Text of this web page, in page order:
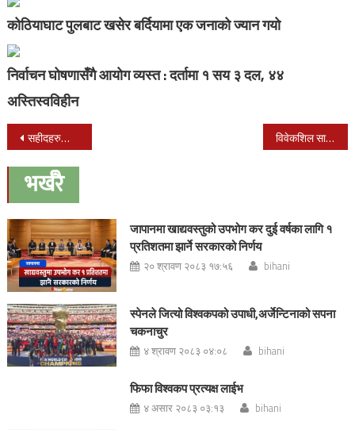
कोठियाघाट पुलबाट खसेर बर्दियामा एक जनाको ज्यान गयो
निर्वाचन घोषणासँगै आयोग व्यस्त : दर्तामा १ सय ३ दल, ४४
अस्तिस्वविहीन
Post
navigation
सहीदहरुको सम्झनामा कोहलपुरमा प्रभात र्याली विवेकशिल साझा पार्टि समर्थितको बैठक जापानमा सम्पन्न
भर्खरै
जापानमा खाद्यवस्तुको उपभोग कर दुई वर्षका लागि १
प्रतिशतमा झार्ने सरकारको निर्णय
२० श्रावण २०८३ १७:५६ bihani
स्पेनले जित्यो विश्वकपको उपाधी,अर्जेन्टिनाको सपना
चकनाचुर
४ श्रावण २०८३ ०४:०८ bihani
फिफा विश्वकप प्रत्यक्ष लाईभ
४ असार २०८३ ०३:१३ bihani